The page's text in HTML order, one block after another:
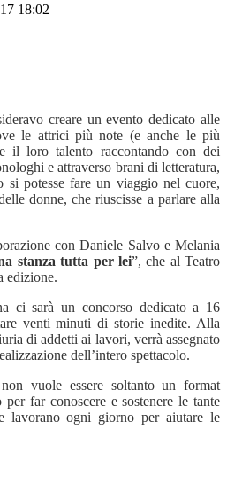
18:02
creare un evento dedicato alle
le attrici più note (e anche le più
il loro talento raccontando con dei
e attraverso brani di letteratura,
si potesse fare un viaggio nel cuore,
donne, che riuscisse a parlare alla
con Daniele Salvo e Melania
stanza tutta per lei”, che al Teatro
edizione.
ci sarà un concorso dedicato a 16
venti minuti di storie inedite. Alla
di addetti ai lavori, verrà assegnato
dell’intero spettacolo.
vuole essere soltanto un format
far conoscere e sostenere le tante
lavorano ogni giorno per aiutare le